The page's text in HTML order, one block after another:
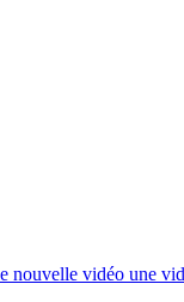
vidéo une